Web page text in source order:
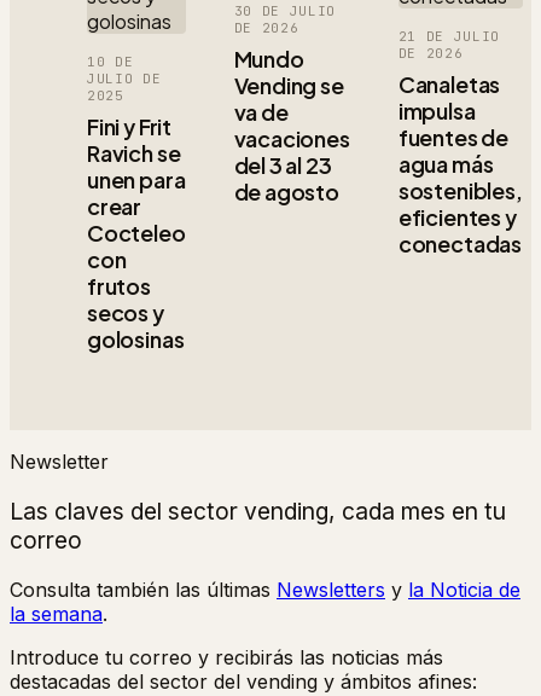
10 DE
JULIO DE
2025
Fini y Frit
Ravich se
unen para
crear
Cocteleo
con
frutos
secos y
golosinas
30 DE JULIO
DE 2026
Mundo
Vending se
va de
vacaciones
del 3 al 23
de agosto
21 DE JULIO
DE 2026
Canaletas
impulsa
fuentes de
agua más
sostenibles,
eficientes y
conectadas
Newsletter
Las claves del sector vending, cada mes en tu
correo
Consulta también las últimas Newsletters y la Noticia de
la semana.
Introduce tu correo y recibirás las noticias más
destacadas del sector del vending y ámbitos afines: